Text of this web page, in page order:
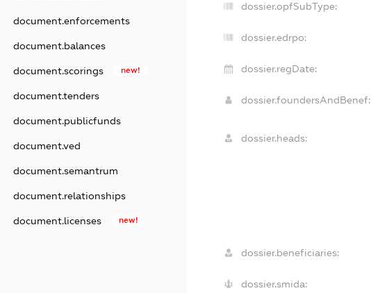
document.enforcements
document.balances
document.scorings new!
document.tenders
document.publicfunds
document.ved
document.semantrum
document.relationships
document.licenses new!
dossier.opfSubType:
dossier.edrpo:
dossier.regDate:
dossier.foundersAndBenef:
dossier.heads:
dossier.beneficiaries:
dossier.smida: